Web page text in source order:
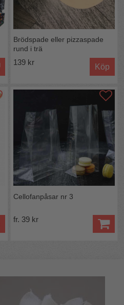
Brödspade eller pizzaspade
rund i trä
139 kr
Köp
Cellofanpåsar nr 3
fr. 39 kr